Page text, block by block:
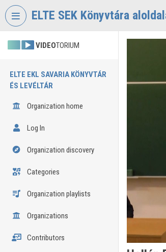
Skip header
ELTE SEK Könyvtára
VIDEOTORIUM
ELTE EKL SAVARIA KÖNYVTÁR
ÉS LEVÉLTÁR
Organization home
Log In
Organization discovery
Categories
Organization playlists
Organizations
Contributors